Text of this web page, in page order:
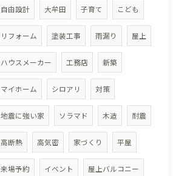
自由設計 大牟田 子育て こども
リフォーム 塗装工事 雨漏り 屋上
ハウスメーカー 工務店 新築
マイホーム シロアリ 対策
地震に強い家 ソラマド 木造 耐震
高断熱 高気密 家づくり 平屋
来場予約 イベント 屋上バルコニー